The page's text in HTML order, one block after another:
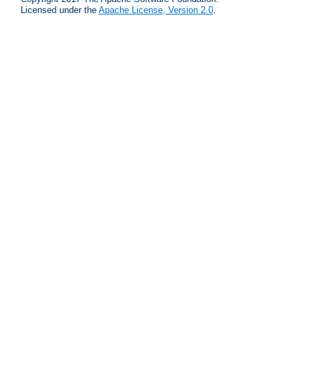
Licensed under the Apache License, Version 2.0